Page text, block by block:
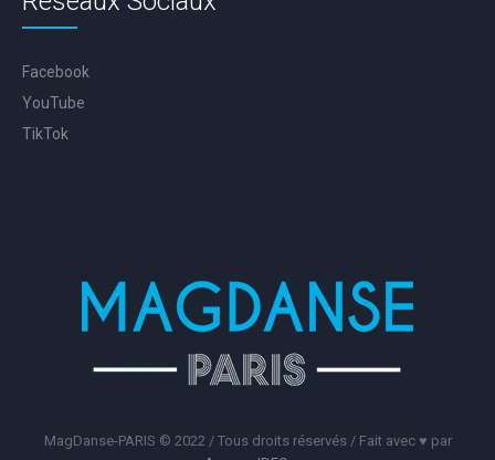
Facebook
YouTube
TikTok
MagDanse-PARIS © 2022 / Tous droits réservés / Fait avec ♥️ par